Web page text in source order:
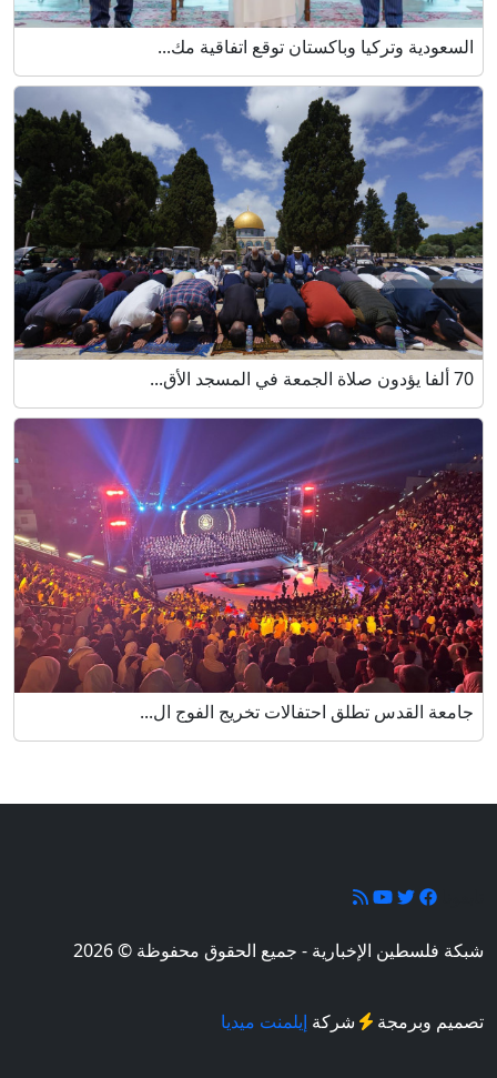
السعودية وتركيا وباكستان توقع اتفاقية مك...
70 ألفا يؤدون صلاة الجمعة في المسجد الأق...
جامعة القدس تطلق احتفالات تخريج الفوج ال...
شبكة فلسطين الإخبارية - جميع الحقوق محفوظة © 2026
تصميم وبرمجة شركة إيلمنت ميديا